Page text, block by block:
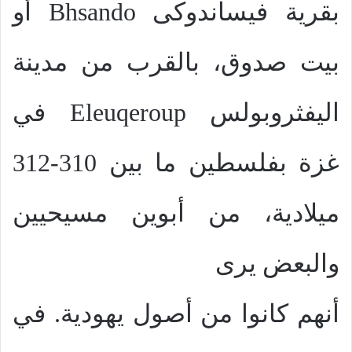
بقرية فيساندوكى Bhsando أو
بيت صدوق، بالقرب من مدينة
اليفثروبولس Eleuqeroup
في
غزة بفلسطين ما بين 310-312
ميلادية، من أبوين مسيحيين
والبعض يرى
أنهم كانوا من أصول يهودية. في